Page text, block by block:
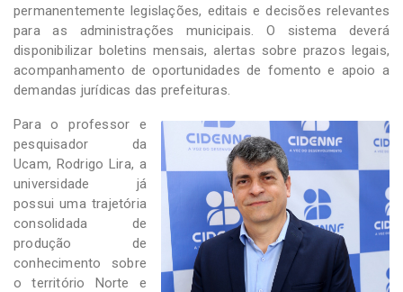
permanentemente legislações, editais e decisões relevantes
para as administrações municipais. O sistema deverá
disponibilizar boletins mensais, alertas sobre prazos legais,
acompanhamento de oportunidades de fomento e apoio a
demandas jurídicas das prefeituras.
Para o professor e
pesquisador da
Ucam, Rodrigo Lira, a
universidade já
possui uma trajetória
consolidada de
produção de
conhecimento sobre
o território Norte e